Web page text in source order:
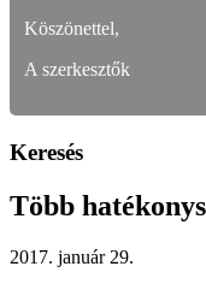
Köszönettel,
A szerkesztők
Keresés
Több
2017. január 29.